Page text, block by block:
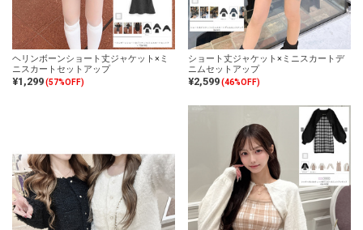
ヘリンボーンショート丈ジャケット×ミ
ニスカートセットアップ
¥1,299(57%OFF)
ショート丈ジャケット×ミニスカートデ
ニムセットアップ
¥2,599(46%OFF)